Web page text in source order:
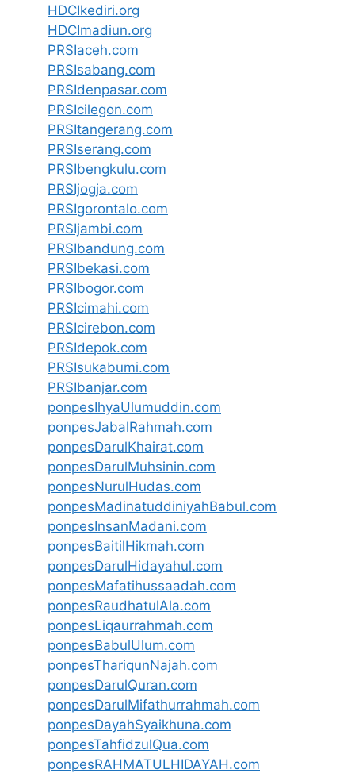
HDCIkediri.org
HDCImadiun.org
PRSIaceh.com
PRSIsabang.com
PRSIdenpasar.com
PRSIcilegon.com
PRSItangerang.com
PRSIserang.com
PRSIbengkulu.com
PRSIjogja.com
PRSIgorontalo.com
PRSIjambi.com
PRSIbandung.com
PRSIbekasi.com
PRSIbogor.com
PRSIcimahi.com
PRSIcirebon.com
PRSIdepok.com
PRSIsukabumi.com
PRSIbanjar.com
ponpesIhyaUlumuddin.com
ponpesJabalRahmah.com
ponpesDarulKhairat.com
ponpesDarulMuhsinin.com
ponpesNurulHudas.com
ponpesMadinatuddiniyahBabul.com
ponpesInsanMadani.com
ponpesBaitilHikmah.com
ponpesDarulHidayahul.com
ponpesMafatihussaadah.com
ponpesRaudhatulAla.com
ponpesLiqaurrahmah.com
ponpesBabulUlum.com
ponpesThariqunNajah.com
ponpesDarulQuran.com
ponpesDarulMifathurrahmah.com
ponpesDayahSyaikhuna.com
ponpesTahfidzulQua.com
ponpesRAHMATULHIDAYAH.com